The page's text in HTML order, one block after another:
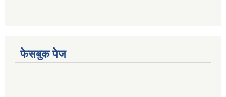
फेसबुक पेज